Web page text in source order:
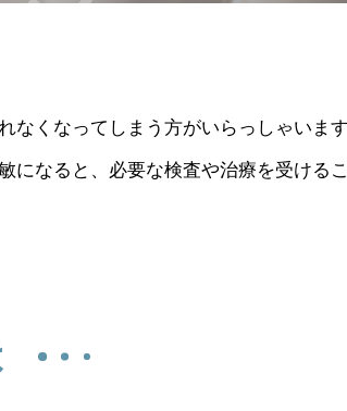
くなってしまう方がいらっしゃいま
なると、必要な検査や治療を受ける